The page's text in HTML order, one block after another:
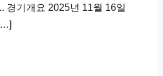
경기개요 2025년 11월 16일